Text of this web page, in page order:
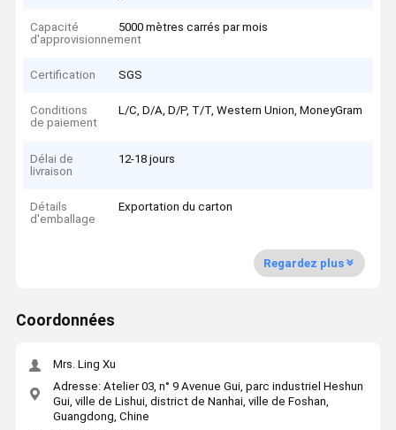
Capacité
d'approvisionnement
5000 mètres carrés par mois
Certification SGS
Conditions
de paiement
L/C, D/A, D/P, T/T, Western Union, MoneyGram
Délai de
livraison
12-18 jours
Détails
d'emballage
Exportation du carton
Regardez plus
Coordonnées
Mrs. Ling Xu
Adresse: Atelier 03, n° 9 Avenue Gui, parc industriel Heshun
Gui, ville de Lishui, district de Nanhai, ville de Foshan,
Guangdong, Chine